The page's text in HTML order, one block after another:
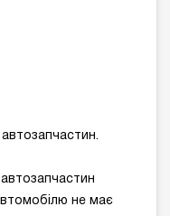
не має